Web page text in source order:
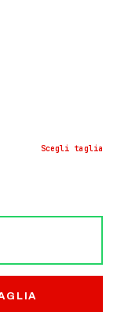
Scegli taglia